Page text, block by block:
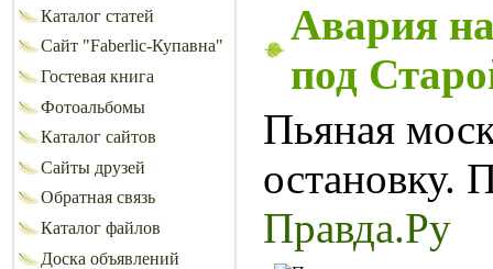
Каталог статей
Сайт "Faberlic-Купавна"
Гостевая книга
Фотоальбомы
Каталог сайтов
Сайты друзей
Обратная связь
Каталог файлов
Доска объявлений
Авария
под
Пьяная
остановку.
Правда.Ру